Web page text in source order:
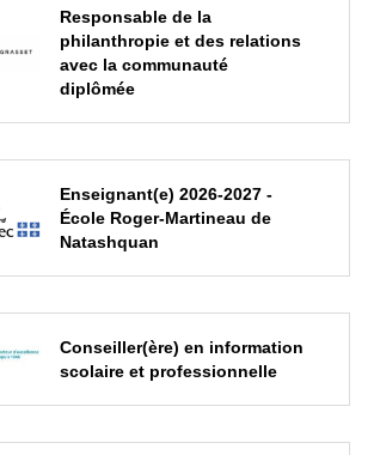
Responsable de la
philanthropie et des relations
avec la communauté
diplômée
Enseignant(e) 2026-2027 -
École Roger-Martineau de
Natashquan
Conseiller(ère) en information
scolaire et professionnelle